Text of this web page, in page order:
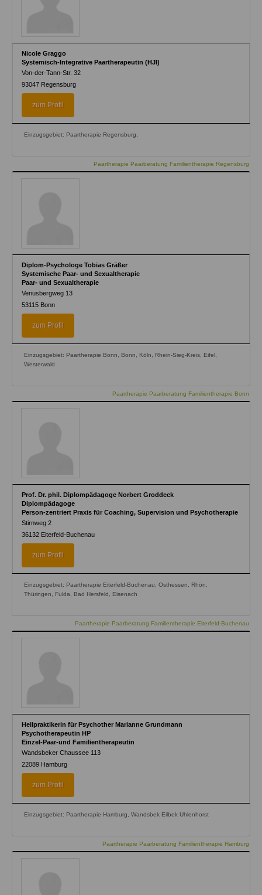
Nicole Graggo
Systemisch-Integrative Paartherapeutin (HJI)
Von-der-Tann-Str. 32
93047 Regensburg
zum Profil
Einzugsgebiet: Paartherapie Regensburg,
Paartherapie Paarberatung Familientherapie Regensburg
Diplom-Psychologe Tobias Gräßer
Systemische Paar- und Sexualtherapie
Paar- und Sexualtherapie
Venusbergweg 13
53115 Bonn
zum Profil
Einzugsgebiet: Paartherapie Bonn, Bonn, Köln, Rhein-Sieg-Kreis, Eifel,
Westerwald
Paartherapie Paarberatung Familientherapie Bonn
Prof. Dr. phil. Diplompädagoge Norbert Groddeck
Diplompädagoge
Person-zentriert Praxis für Coaching, Supervision und Psychotherapie
Stirnweg 2
36132 Eiterfeld-Buchenau
zum Profil
Einzugsgebiet: Paartherapie Eiterfeld-Buchenau, Osthessen, Rhön,
Thüringen, Fulda, Bad Hersfeld, Eisenach
Paartherapie Paarberatung Familientherapie Eiterfeld-Buchenau
Heilpraktikerin für Psychother Marianne Grundmann
Psychotherapeutin HP
Einzel-Paar-und Familientherapeutin
Wandsbeker Chaussee 113
22089 Hamburg
zum Profil
Einzugsgebiet: Paartherapie Hamburg, Wandsbek Eilbek Uhlenhorst
Paartherapie Paarberatung Familientherapie Hamburg